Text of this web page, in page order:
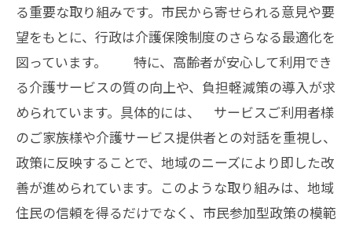
る重要な取り組みです。市民から寄せられる意見や要
望をもとに、行政は介護保険制度のさらなる最適化を
図っています。 特に、高齢者が安心して利用でき
る介護サービスの質の向上や、負担軽減策の導入が求
められています。具体的には、 サービスご利用者様
のご家族様や介護サービス提供者との対話を重視し、
政策に反映することで、地域のニーズにより即した改
善が進められています。このような取り組みは、地域
住民の信頼を得るだけでなく、市民参加型政策の模範